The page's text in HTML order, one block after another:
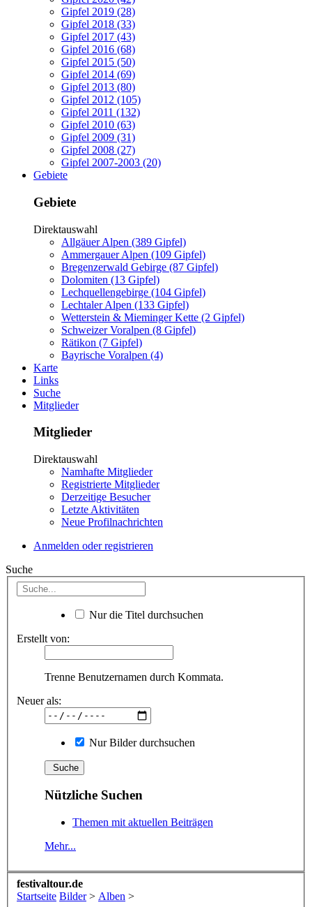
Gipfel 2019 (28)
Gipfel 2018 (33)
Gipfel 2017 (43)
Gipfel 2016 (68)
Gipfel 2015 (50)
Gipfel 2014 (69)
Gipfel 2013 (80)
Gipfel 2012 (105)
Gipfel 2011 (132)
Gipfel 2010 (63)
Gipfel 2009 (31)
Gipfel 2008 (27)
Gipfel 2007-2003 (20)
Gebiete
Gebiete
Direktauswahl
Allgäuer Alpen (389 Gipfel)
Ammergauer Alpen (109 Gipfel)
Bregenzerwald Gebirge (87 Gipfel)
Dolomiten (13 Gipfel)
Lechquellengebirge (104 Gipfel)
Lechtaler Alpen (133 Gipfel)
Wetterstein & Mieminger Kette (2 Gipfel)
Schweizer Voralpen (8 Gipfel)
Rätikon (7 Gipfel)
Bayrische Voralpen (4)
Karte
Links
Suche
Mitglieder
Mitglieder
Direktauswahl
Namhafte Mitglieder
Registrierte Mitglieder
Derzeitige Besucher
Letzte Aktivitäten
Neue Profilnachrichten
Anmelden oder registrieren
Suche
Nur die Titel durchsuchen
Erstellt von:
Trenne Benutzernamen durch Kommata.
Neuer als:
Nur Bilder durchsuchen
Nützliche Suchen
Themen mit aktuellen Beiträgen
Mehr...
festivaltour.de
Startseite Bilder > Alben >